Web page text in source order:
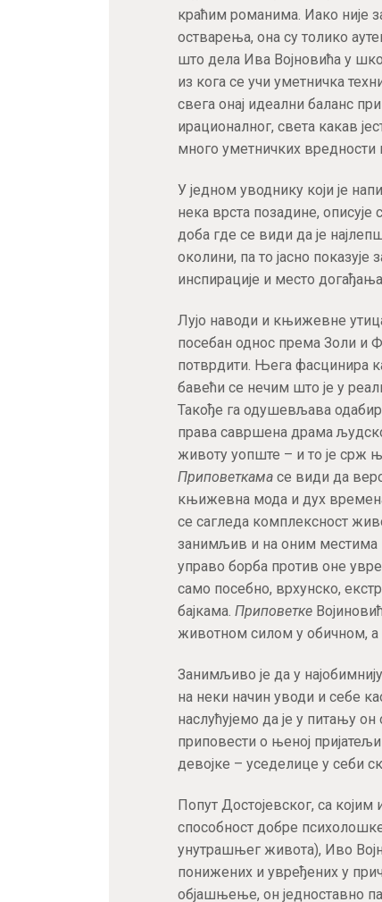
краћим романима. Иако није
остварења, она су толико
што дела Ива Војновића у
из кога се учи уметничка
свега онај идеални баланс
ирационалног, света какав
много уметничких вредности
У једном уводнику који је
нека врста позадине,
доба где се види да је
околини, па то јасно
инспирације и место
Лујо наводи и књижевне
посебан однос према Золи и
потврдити. Њега фасцинира
бавећи се нечим што је у
Такође га одушевљава одабир
права савршена драма
животу уопште – и то је срж
Приповеткамасе види да
књижевна мода и дух
се сагледа комплексност
занимљив и на оним местима
управо борба против оне
само посебно, врхунско,
бајкама. Приповетке
животном силом у обичном,
Занимљиво је да у
на неки начин уводи и себе
наслућујемо да је у питању
приповести о њеној
девојке – уседелице у себи
Попут Достојевског, са
способност добре
унутрашњег живота), Иво
понижених и увређених у
објашњење, он једноставно